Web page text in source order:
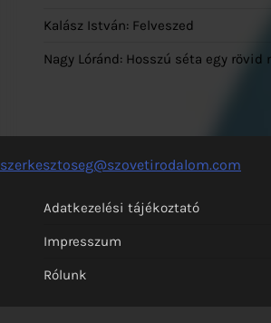
Kalász István: Felveszed
Nagy Lóránd: Hosszú séta egy rövid
szerkesztoseg@szovetirodalom.com
Adatkezelési tájékoztató
Impresszum
Rólunk